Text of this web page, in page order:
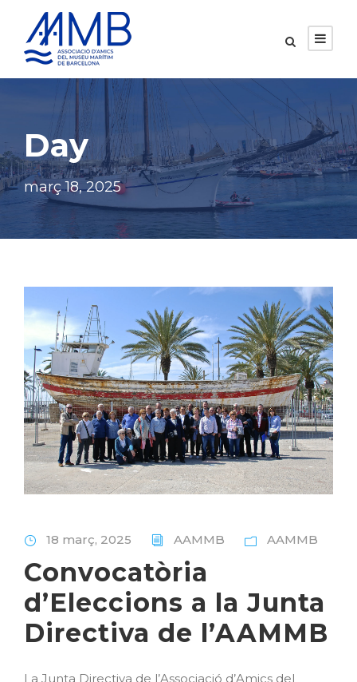
Day
març 18, 2025
18 març, 2025 AAMMB AAMMB
Convocatòria
d’Eleccions a la Junta
Directiva de l’AAMMB
La Junta Directiva de l’Associació d’Amics del